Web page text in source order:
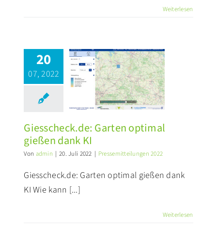
Weiterlesen
20
07, 2022
optimal
dank KI
Giesscheck.de: Garten optimal
gießen dank KI
Von admin | 20. Juli 2022 | Pressemitteilungen 2022
Giesscheck.de: Garten optimal gießen dank
KI Wie kann [...]
Weiterlesen